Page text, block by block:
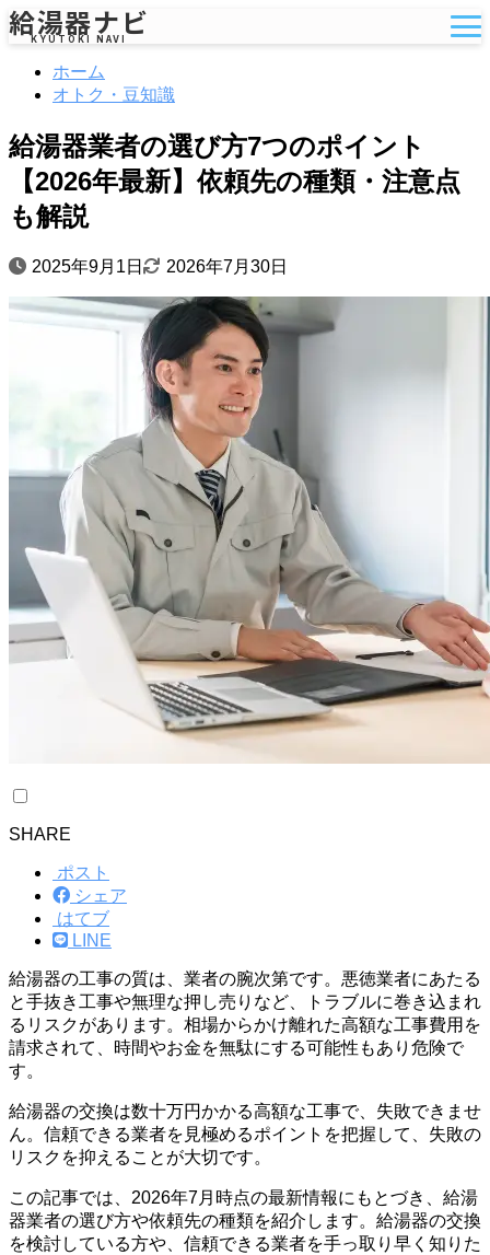
給湯器ナビ
KYUTOKI NAVI
ホーム
オトク・豆知識
給湯器業者の選び方7つのポイント
【2026年最新】依頼先の種類・注意点
も解説
2025年9月1日 2026年7月30日
SHARE
ポスト
シェア
はてブ
LINE
給湯器の工事の質は、業者の腕次第です。悪徳業者にあたる
と手抜き工事や無理な押し売りなど、トラブルに巻き込まれ
るリスクがあります。相場からかけ離れた高額な工事費用を
請求されて、時間やお金を無駄にする可能性もあり危険で
す。
給湯器の交換は数十万円かかる高額な工事で、失敗できませ
ん。信頼できる業者を見極めるポイントを把握して、失敗の
リスクを抑えることが大切です。
この記事では、2026年7月時点の最新情報にもとづき、給湯
器業者の選び方や依頼先の種類を紹介します。給湯器の交換
を検討している方や、信頼できる業者を手っ取り早く知りた